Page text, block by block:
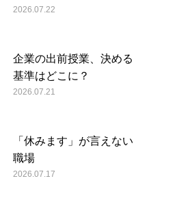
2026.07.22
企業の出前授業、決める
基準はどこに？
2026.07.21
「休みます」が言えない
職場
2026.07.17